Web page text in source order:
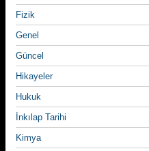
Fizik
Genel
Güncel
Hikayeler
Hukuk
İnkılap Tarihi
Kimya